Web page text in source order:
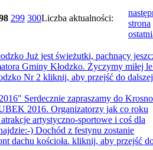
299 300Liczba aktualności:
strona
Już jest świeżutki, pachnący
Gminy Kłodzko. Życzymy miłej
Nr 2 kliknij, aby przejść do
Serdecznie zapraszamy do
2016. Organizatorzy jak co roku
artystyczno-sportowe i coś dla
) Dochód z festynu zostanie
dachu kościoła. kliknij, aby przejść